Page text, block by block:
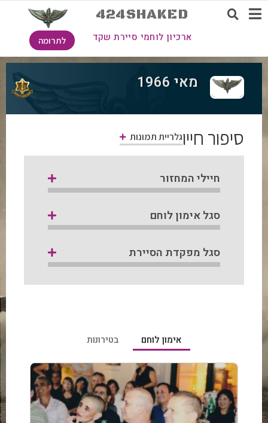
424SHAKED
ארכיון לוחמי סיירת שקד לתרומה
מאי 1966
סיפור חייוגלריית תמונות
חיילי המחזור
סגל אימון לוחם
סגל מפקדת הסיירת
אימון לוחם בטירונות